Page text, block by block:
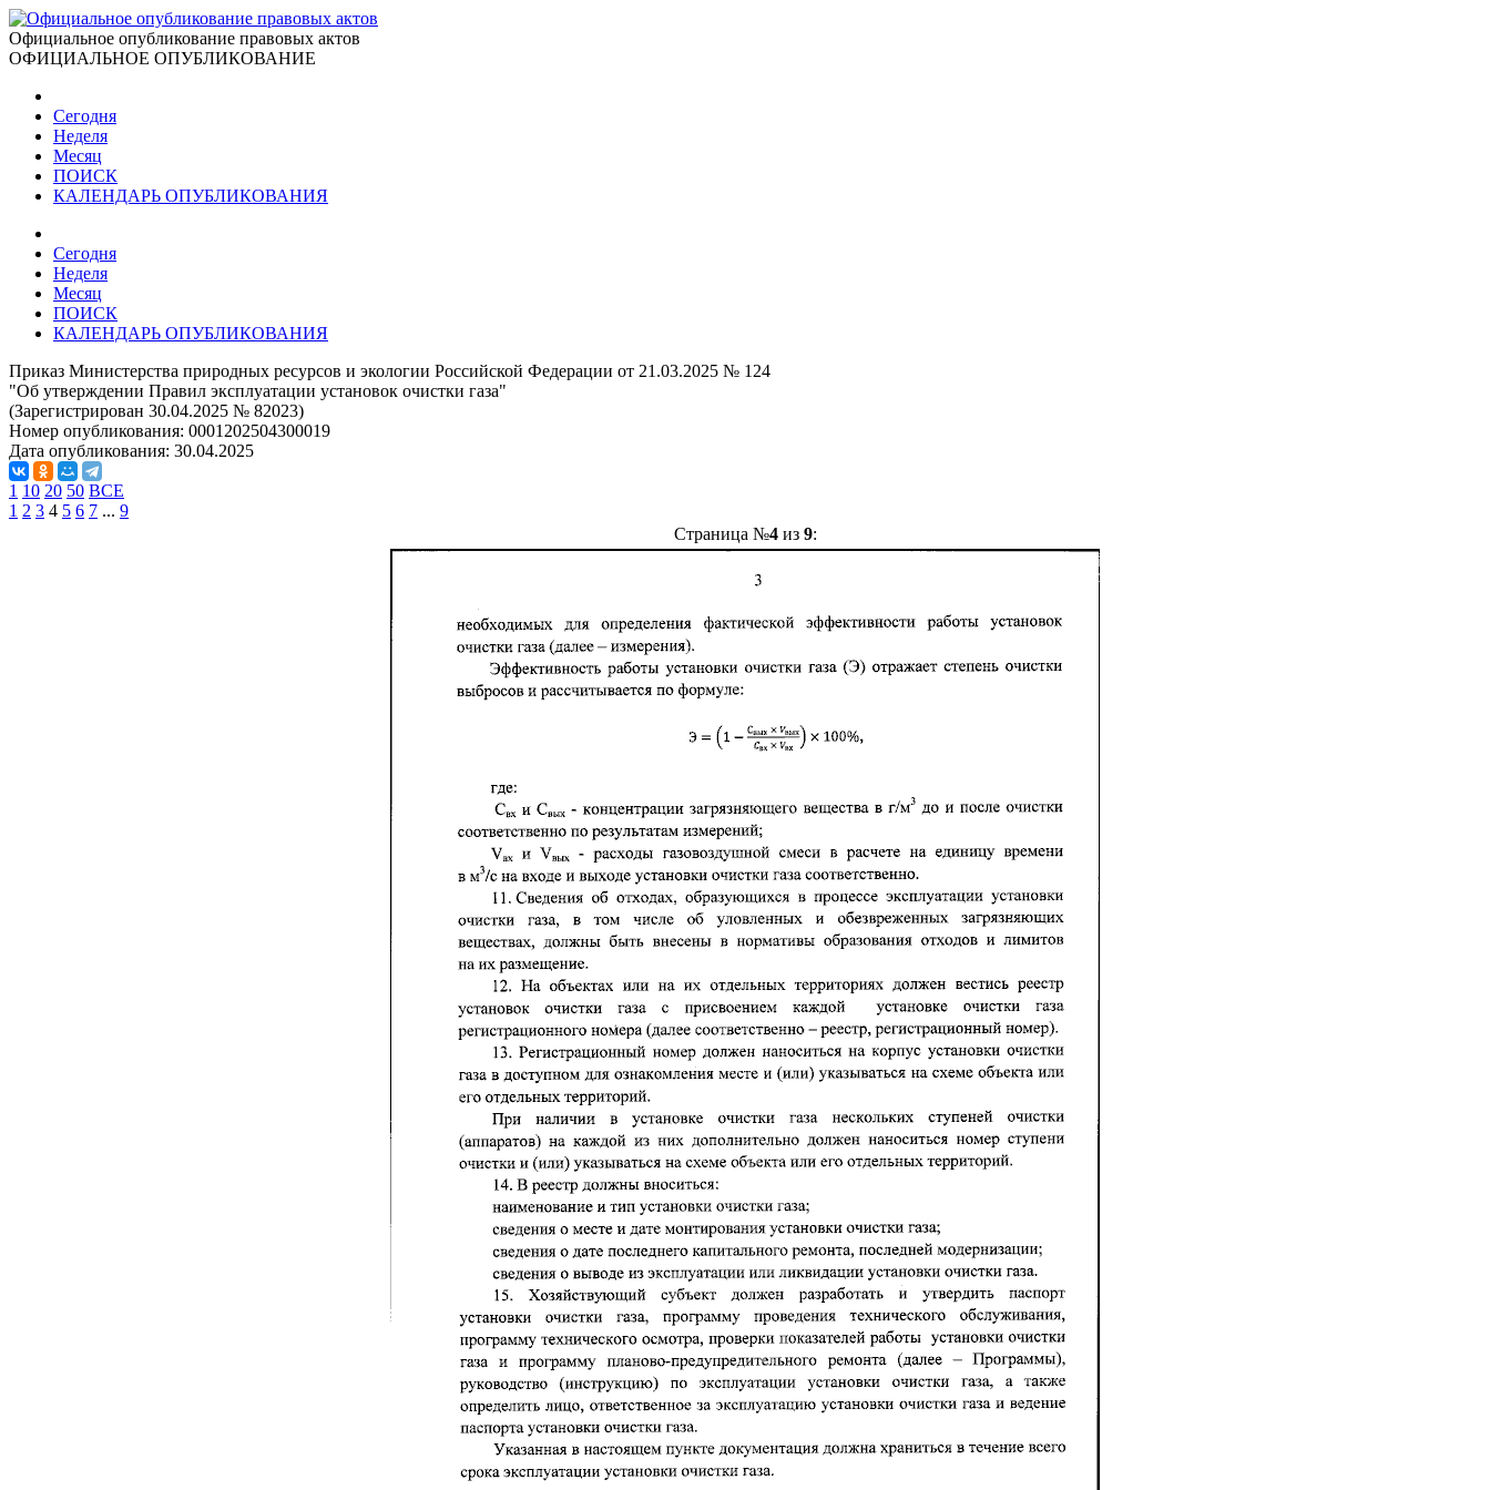
Официальное опубликование правовых актов
ОФИЦИАЛЬНОЕ ОПУБЛИКОВАНИЕ
Сегодня
Неделя
Месяц
ПОИСК
КАЛЕНДАРЬ ОПУБЛИКОВАНИЯ
Сегодня
Неделя
Месяц
ПОИСК
КАЛЕНДАРЬ ОПУБЛИКОВАНИЯ
Приказ Министерства природных ресурсов и экологии Российской Федерации от 21.03.2025 № 124
"Об утверждении Правил эксплуатации установок очистки газа"
(Зарегистрирован 30.04.2025 № 82023)
Номер опубликования: 0001202504300019
Дата опубликования: 30.04.2025
1 10 20 50 ВСЕ
1 2 3 4 5 6 7 ... 9
Страница №4из 9: